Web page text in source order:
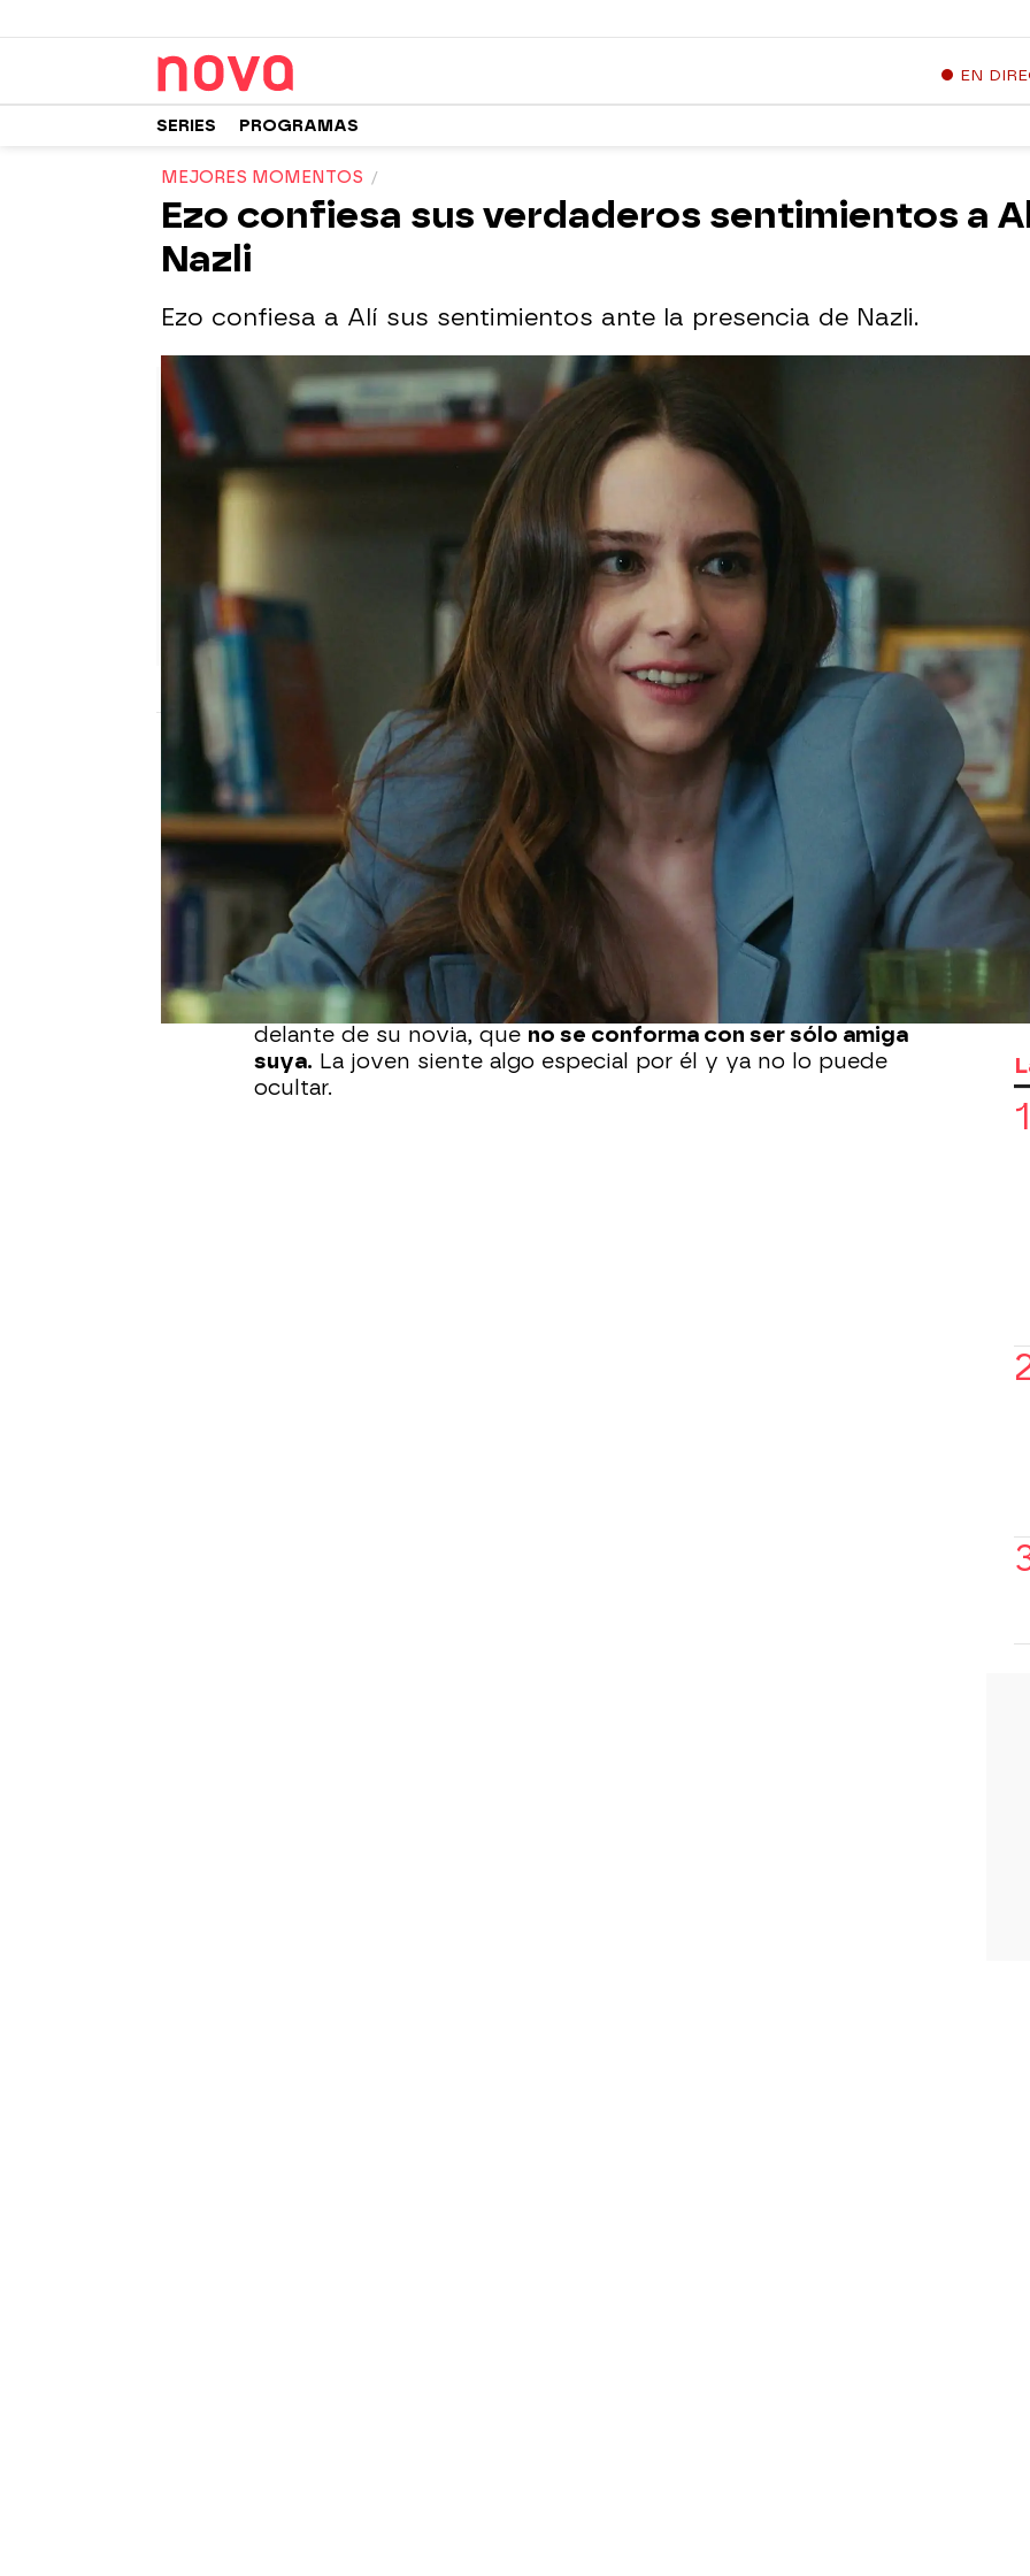
EN
SERIES PROGRAMAS
MEJORES MOMENTOS
Ezo confiesa sus verdaderos sentimientos a
Nazli
Ezo confiesa a Alí sus sentimientos ante la presencia de Nazli.
Publicado:24 de junio de 2023, 21:33
WhatsappFacebook
Nazli quiere hacerse amiga de Ezo y la invita a cenar a casa de
Durante la cena, la doctora intenta ser amable con ella y
ganarse su confianza, pero
la hija de Vuslat no quiere a Nazli en
su vida.
"Estás en todas partes, no me das espacio y no me dejas
respirar", confiesa Ezo a la novia de Vefa. Además, revela a Alí,
delante de su novia, que no se conforma con ser sólo amiga
suya. La joven siente algo especial por él y ya no lo puede
ocultar.